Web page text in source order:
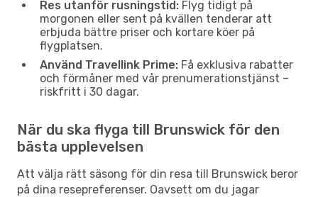
Res utanför rusningstid: Flyg tidigt på
morgonen eller sent på kvällen tenderar att
erbjuda bättre priser och kortare köer på
flygplatsen.
Använd Travellink Prime: Få exklusiva rabatter
och förmåner med vår prenumerationstjänst –
riskfritt i 30 dagar.
När du ska flyga till Brunswick för den
bästa upplevelsen
Att välja rätt säsong för din resa till Brunswick beror
på dina resepreferenser. Oavsett om du jagar